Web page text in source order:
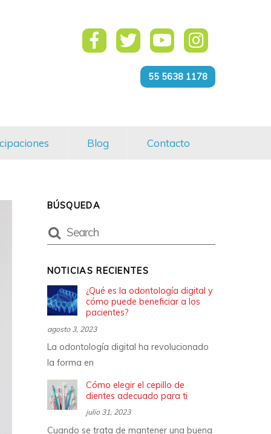
Blog Contacto
55 5638 1178
BÚSQUEDA
NOTICIAS RECIENTES
¿Qué es la odontología digital y
cómo puede beneficiar a los
pacientes?
agosto 3, 2023
La odontología digital ha revolucionado
la forma en
Cómo elegir el cepillo de
dientes adecuado para ti
julio 31, 2023
Cuando se trata de mantener una buena